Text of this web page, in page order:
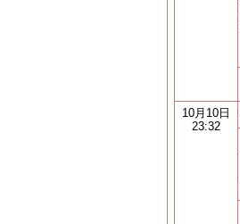
10月10日
23:32